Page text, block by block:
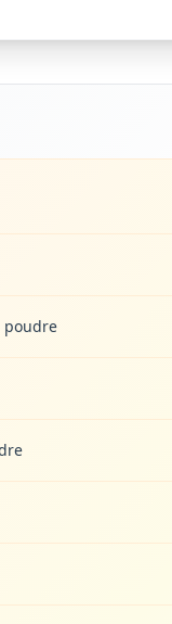
poudre